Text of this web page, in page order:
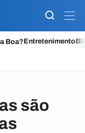
Boa?Entretenimento
são